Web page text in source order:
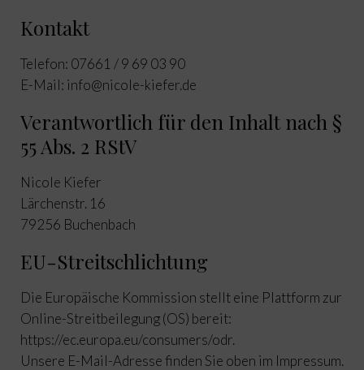
Kontakt
Telefon: 07661 / 9 69 03 90
E-Mail: info@nicole-kiefer.de
Verantwortlich für den Inhalt nach §
55 Abs. 2 RStV
Nicole Kiefer
Lärchenstr. 16
79256 Buchenbach
EU-Streitschlichtung
Die Europäische Kommission stellt eine Plattform zur
Online-Streitbeilegung (OS) bereit:
https://ec.europa.eu/consumers/odr.
Unsere E-Mail-Adresse finden Sie oben im Impressum.